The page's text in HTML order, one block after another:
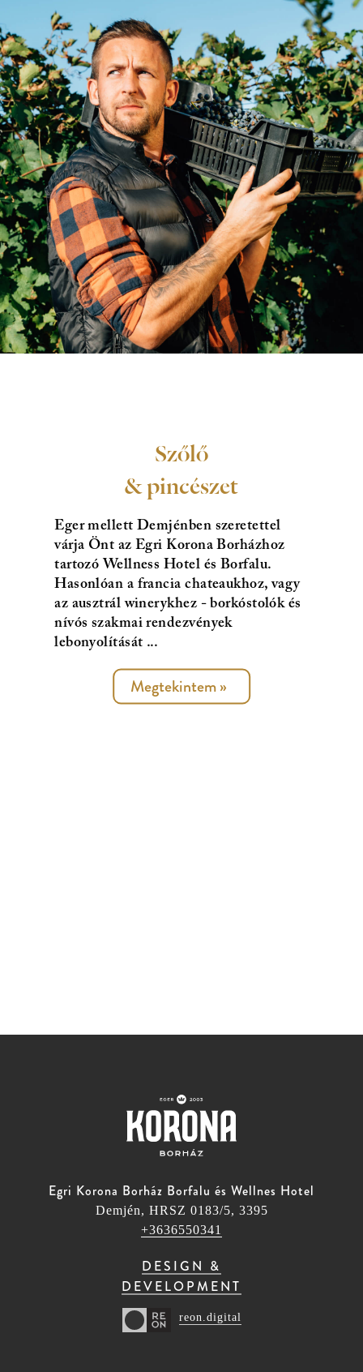
Szőlő
& pincészet
Eger mellett Demjénben szeretettel
várja Önt az Egri Korona Borházhoz
tartozó Wellness Hotel és Borfalu.
Hasonlóan a francia chateaukhoz, vagy
az ausztrál winerykhez - borkóstolók és
nívós szakmai rendezvények
lebonyolítását ...
Megtekintem»
Egri Korona Borház Borfalu és Wellnes Hotel
Demjén, HRSZ 0183/5, 3395
+3636550341
DESIGN &
DEVELOPMENT
reon.digital